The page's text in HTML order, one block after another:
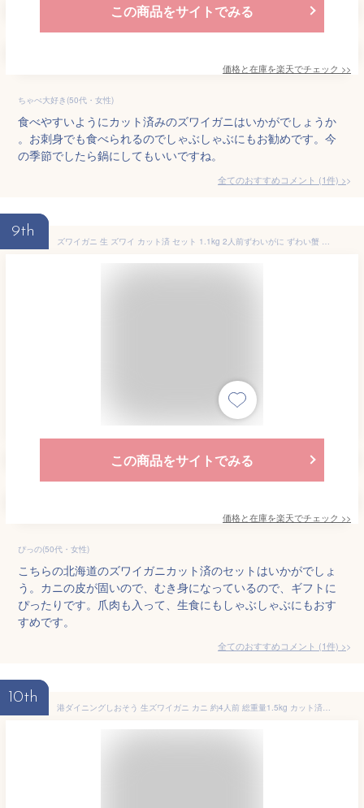
この商品をサイトでみる
価格と在庫を楽天でチェック >>
ちゃぺ大好き(50代・女性)
食べやすいようにカット済みのズワイガニはいかがでしょうか
。お刺身でも食べられるのでしゃぶしゃぶにもお勧めです。今
の季節でしたら鍋にしてもいいですね。
全てのおすすめコメント (1件) >
9th
ズワイガニ 生 ズワイ カット済 セット 1.1kg 2人前ずわいがに ずわい蟹 カニ かに 蟹 むき身 カニ爪 蟹爪 かに爪 生 冷凍 しゃぶしゃぶ 鍋 北海道 海鮮 ギフト お取り寄せ グルメ 御祝 内祝 御礼 誕生日祝 お歳暮 お年賀 年末年始
この商品をサイトでみる
価格と在庫を楽天でチェック >>
ぴっの(50代・女性)
こちらの北海道のズワイガニカット済のセットはいかがでしょ
う。カニの皮が固いので、むき身になっているので、ギフトに
ぴったりです。爪肉も入って、生食にもしゃぶしゃぶにもおす
すめです。
全てのおすすめコメント (1件) >
10th
港ダイニングしおそう 生ズワイガニ カニ 約4人前 総重量1.5kg カット済み お刺身OK 600g×2箱 高鮮度 かに 生ずわいがに ポーション むき身 かに鍋 蟹しゃぶ 化粧箱入り 01.カット済みズワイガニ 1.2kg ギフト